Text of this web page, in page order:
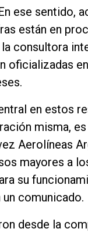
ese sentido,
están en
consultora
oficializadas
en estos
misma,
Aerolíneas
mayores a
su
comunicado.
desde la